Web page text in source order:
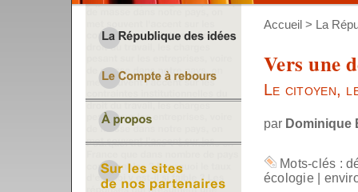
Accueil > La
Vers une
Le citoyen,
par Dominique
Mots-clés :
écologie|